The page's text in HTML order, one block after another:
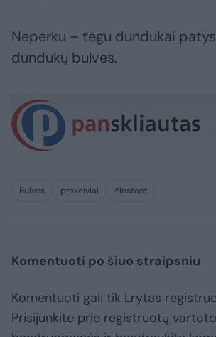
Neperku – tegu dundukai
dundukų bulves.
Bulvės prekeiviai ^Instant
Komentuoti po šiuo straipsniu
Komentuoti gali tik Lrytas
Prisijunkite prie registruotų